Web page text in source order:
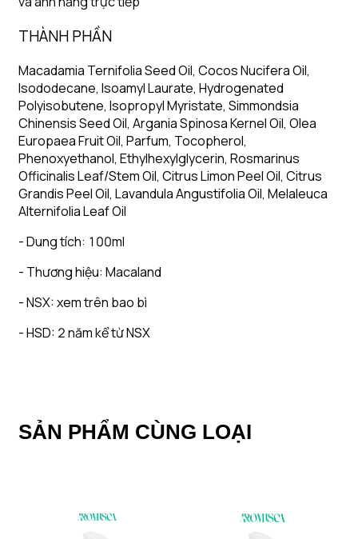
THÀNH PHẦN
Macadamia Ternifolia Seed Oil, Cocos Nucifera Oil,
Isododecane, Isoamyl Laurate, Hydrogenated
Polyisobutene, Isopropyl Myristate, Simmondsia
Chinensis Seed Oil, Argania Spinosa Kernel Oil, Olea
Europaea Fruit Oil, Parfum, Tocopherol,
Phenoxyethanol, Ethylhexylglycerin, Rosmarinus
Officinalis Leaf/Stem Oil, Citrus Limon Peel Oil, Citrus
Grandis Peel Oil, Lavandula Angustifolia Oil, Melaleuca
Alternifolia Leaf Oil
- Dung tích: 100ml
- Thương hiệu: Macaland
- NSX: xem trên bao bì
- HSD: 2 năm kể từ NSX
SẢN PHẨM CÙNG LOẠI